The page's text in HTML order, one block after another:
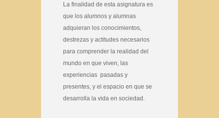
La finalidad de esta asignatura es
que los alumnos y alumnas
adquieran los conocimientos,
destrezas y actitudes necesarios
para comprender la realidad del
mundo en que viven, las
experiencias pasadas y
presentes, y el espacio en que se
desarrolla la vida en sociedad.